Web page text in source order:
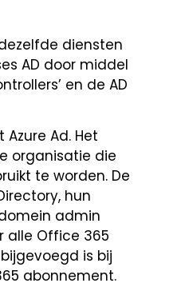
diensten
AD door middel
en de AD
Ad. Het
organisatie die
te worden. De
hun
admin
alle Office 365
is bij
abonnement.